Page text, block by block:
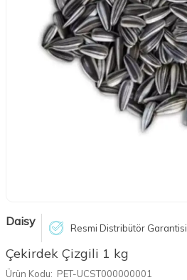
Daisy Resmi Distribütör Garantisi
Çekirdek Çizgili 1 kg
Ürün Kodu: PET-UCST000000001